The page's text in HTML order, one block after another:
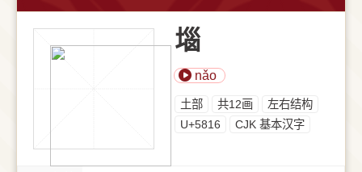
堖
nǎo
⼟部 共12画
左右结构
U+5816
CJK 基本汉字